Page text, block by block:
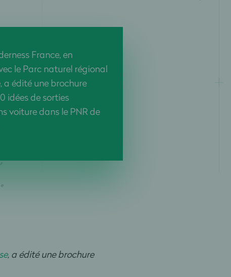
France, en
le Parc naturel régional
a édité une brochure
idées de sorties
voiture dans le PNR de
, a édité une brochure